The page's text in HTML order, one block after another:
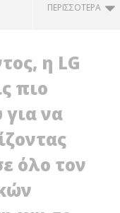
ΠΕΡΙΣΣΌΤΕΡΑ
ανακοινώνει τα
του
η LG
πιο
να
όλο τον